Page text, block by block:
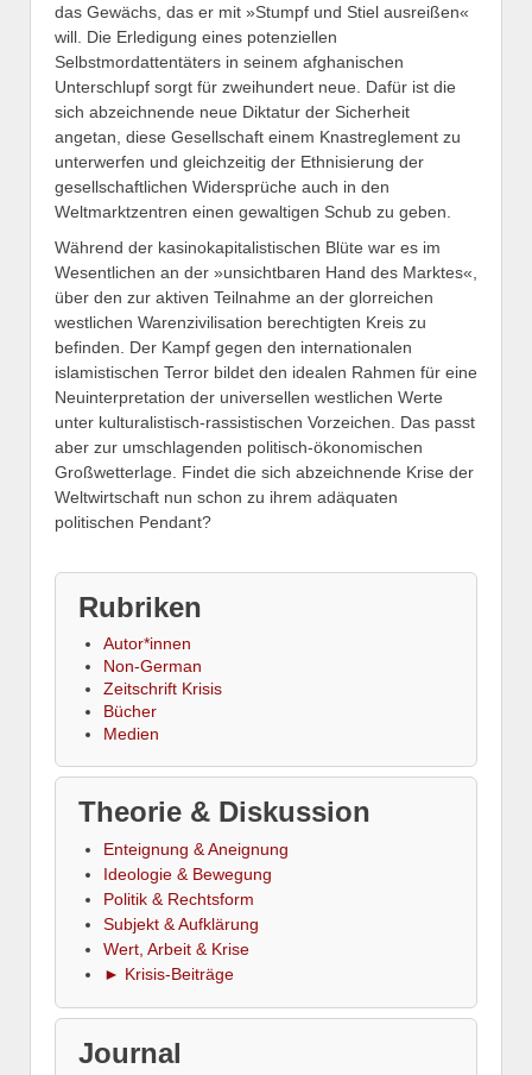
das Gewächs, das er mit »Stumpf und Stiel ausreißen«
will. Die Erledigung eines potenziellen
Selbstmordattentäters in seinem afghanischen
Unterschlupf sorgt für zweihundert neue. Dafür ist die
sich abzeichnende neue Diktatur der Sicherheit
angetan, diese Gesellschaft einem Knastreglement zu
unterwerfen und gleichzeitig der Ethnisierung der
gesellschaftlichen Widersprüche auch in den
Weltmarktzentren einen gewaltigen Schub zu geben.
Während der kasinokapitalistischen Blüte war es im
Wesentlichen an der »unsichtbaren Hand des Marktes«,
über den zur aktiven Teilnahme an der glorreichen
westlichen Warenzivilisation berechtigten Kreis zu
befinden. Der Kampf gegen den internationalen
islamistischen Terror bildet den idealen Rahmen für eine
Neuinterpretation der universellen westlichen Werte
unter kulturalistisch-rassistischen Vorzeichen. Das passt
aber zur umschlagenden politisch-ökonomischen
Großwetterlage. Findet die sich abzeichnende Krise der
Weltwirtschaft nun schon zu ihrem adäquaten
politischen Pendant?
Rubriken
Autor*innen
Non-German
Zeitschrift Krisis
Bücher
Medien
Theorie & Diskussion
Enteignung & Aneignung
Ideologie & Bewegung
Politik & Rechtsform
Subjekt & Aufklärung
Wert, Arbeit & Krise
► Krisis-Beiträge
Journal